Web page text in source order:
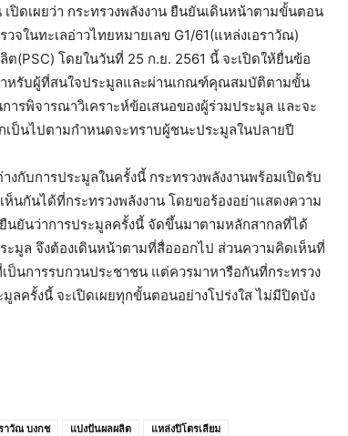
ปิดเผยว่า กระทรวงพลังงาน ยืนยันเดินหน้าตามขั้นตอน
ในทะเลอ่าวไทยหมายเลข G1/61(แหล่งเอราวัณ)
โดยในวันที่ 25 ก.ย. 2561 นี้ จะเปิดให้ยื่นข้อ
หรับผู้ที่สนใจประมูลและผ่านเกณฑ์คุณสมบัติตามขั้น
รพิจารณาวิเคราะห์ข้อเสนอของผู้ร่วมประมูล และจะ
ป็นไปตามกำหนดจะทราบผู้ชนะประมูลในปลายปี
บการประมูลในครั้งนี้ กระทรวงพลังงานพร้อมเปิดรับ
นกันได้ที่กระทรวงพลังงาน โดยขอร้องอย่าแสดงความ
ยันว่าการประมูลครั้งนี้ จัดขึ้นมาตามหลักสากลที่ได้
มูล จึงต้องเดินหน้าตามที่สื่อออกไป ส่วนความคิดเห็นที่
นการรบกวนประชาชน แต่ควรมาหารือกันที่กระทรวง
ลครั้งนี้ จะเปิดเผยทุกขั้นตอนอย่างโปร่งใส ไม่มีปิดบัง
าวัณ บงกช แบ่งปันผลผลิต แหล่งปิโตรเลียม